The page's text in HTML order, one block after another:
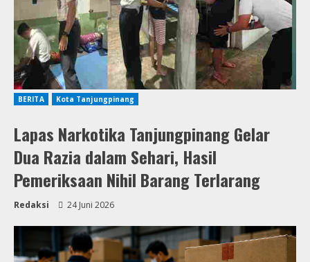
BERITA Kota Tanjungpinang
Lapas Narkotika Tanjungpinang Gelar
Dua Razia dalam Sehari, Hasil
Pemeriksaan Nihil Barang Terlarang
Redaksi 24 Juni 2026